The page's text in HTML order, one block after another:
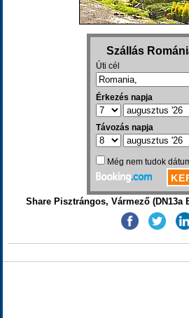
Share Pisztrángos, Vármező (DN13a